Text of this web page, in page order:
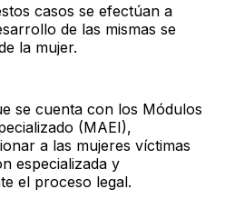
casos se efectúan a
de las mismas se
la mujer.
se cuenta con los Módulos
(MAEI),
a las mujeres víctimas
especializada y
el proceso legal.